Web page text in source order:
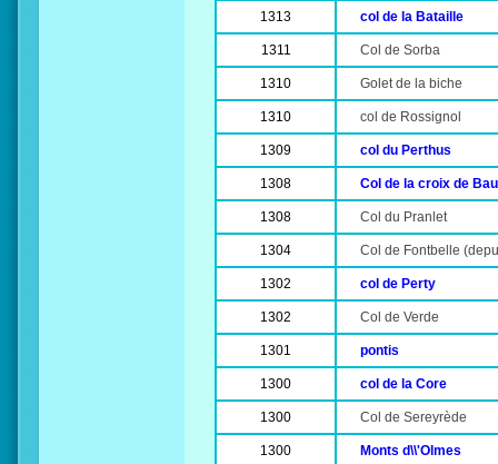
1313 col de la Bataille
1311 Col de Sorba
1310 Golet de la biche
1310 col de Rossignol
1309 col du Perthus
1308 Col de la croix de
1308 Col du Pranlet
1304 Col de Fontbelle
1302 col de Perty
1302 Col de Verde
1301 pontis
1300 col de la Core
1300 Col de Sereyrède
1300 Monts d\\'Olmes